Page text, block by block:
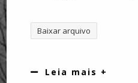
Baixar arquivo
Leia mais +